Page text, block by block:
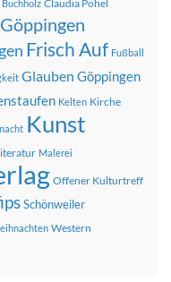
Claudia Pohel
Frisch Auf Fußball
Glauben Göppingen
Kelten Kirche
Kunst
Malerei
Offener Kulturtreff
Schönweiler
Western